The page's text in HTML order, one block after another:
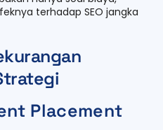
terhadap SEO jangka
Placement